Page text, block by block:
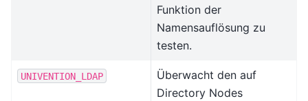
Funktion der
Namensauflösung zu
testen.
UNIVENTION_LDAP
Überwacht den auf
Directory Nodes